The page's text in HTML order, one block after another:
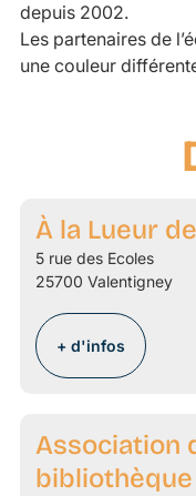
depuis 2002.
Les partenaires de
une couleur
À la Lueur
5 rue des Ecoles
25700 Valentigney
+ d'infos
Association
bibliothèque